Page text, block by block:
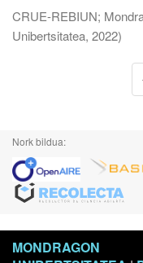
CRUE-REBIUN;
Unibertsitatea, 2022)
Nork bildua:
MONDRAGON